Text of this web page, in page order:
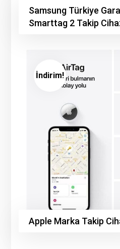
Samsung Türkiye
Smarttag 2 Takip
İndirim!
Apple Marka Takip